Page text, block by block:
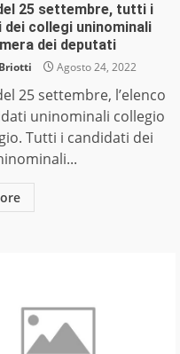
25 settembre, tutti i
dei collegi uninominali
dei deputati
Agosto 24, 2022
25 settembre, l’elenco
uninominali collegio
Tutti i candidati dei